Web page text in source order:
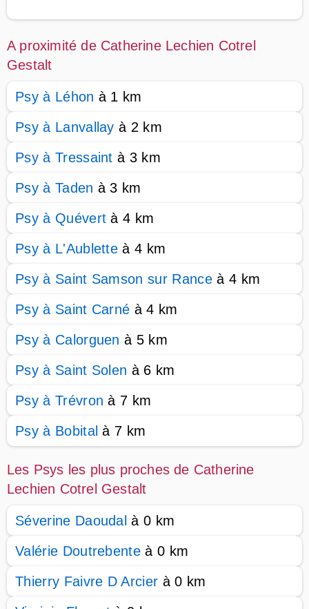
A proximité de Catherine Lechien Cotrel
Gestalt
Psy à Léhon à 1 km
Psy à Lanvallay à 2 km
Psy à Tressaint à 3 km
Psy à Taden à 3 km
Psy à Quévert à 4 km
Psy à L'Aublette à 4 km
Psy à Saint Samson sur Ranceà 4 km
Psy à Saint Carné à 4 km
Psy à Calorguen à 5 km
Psy à Saint Solen à 6 km
Psy à Trévron à 7 km
Psy à Bobital à 7 km
Les Psys les plus proches de Catherine
Lechien Cotrel Gestalt
Séverine Daoudal à 0 km
Valérie Doutrebente à 0 km
Thierry Faivre D Arcier à 0 km